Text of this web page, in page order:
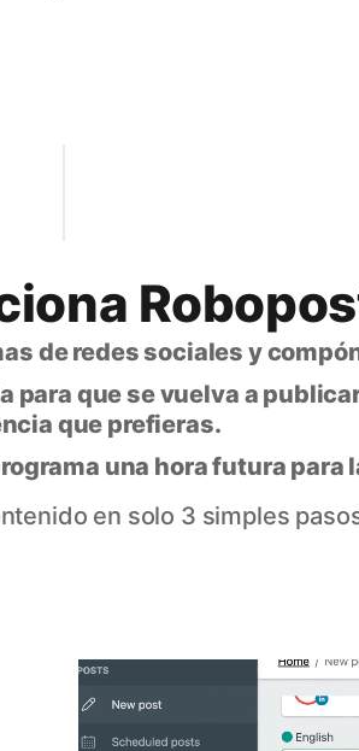
de redes sociales y
que se vuelva a
que prefieras.
una hora futura para
en solo 3 simples